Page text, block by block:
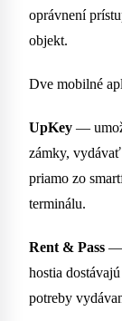
oprávnení
objekt.
Dve mobilné
UpKey —
zámky,
priamo zo
terminálu.
Rent & Pass —
hostia
potreby